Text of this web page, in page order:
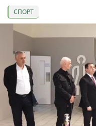
СПОРТ